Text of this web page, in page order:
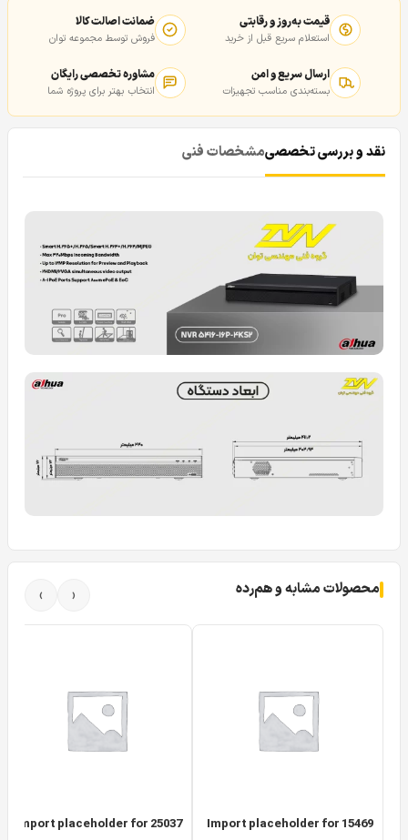
قیمت به‌روز و رقابتی
استعلام سریع قبل از خرید
ضمانت اصالت کالا
فروش توسط مجموعه توان
ارسال سریع و امن
بسته‌بندی مناسب تجهیزات
مشاوره تخصصی رایگان
انتخاب بهتر برای پروژه شما
نقد و بررسی تخصصیمشخصات فنی
محصولات مشابه و هم‌رده ‹
›
Import placeholder for 15469
Import placeholder for 25037